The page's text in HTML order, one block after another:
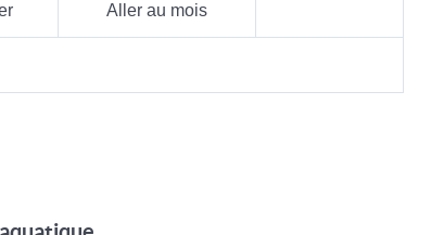
Aller au mois